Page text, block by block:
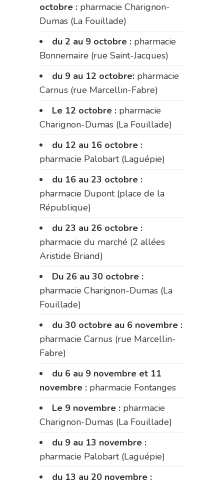
octobre : pharmacie Charignon-
Dumas (La Fouillade)
du 2 au 9 octobre : pharmacie
Bonnemaire (rue Saint-Jacques)
du 9 au 12 octobre: pharmacie
Carnus (rue Marcellin-Fabre)
Le 12 octobre : pharmacie
Charignon-Dumas (La Fouillade)
du 12 au 16 octobre :
pharmacie Palobart (Laguépie)
du 16 au 23 octobre :
pharmacie Dupont (place de la
République)
du 23 au 26 octobre :
pharmacie du marché (2 allées
Aristide Briand)
Du 26 au 30 octobre :
pharmacie Charignon-Dumas (La
Fouillade)
du 30 octobre au 6 novembre :
pharmacie Carnus (rue Marcellin-
Fabre)
du 6 au 9 novembre et 11
novembre : pharmacie Fontanges
Le 9 novembre : pharmacie
Charignon-Dumas (La Fouillade)
du 9 au 13 novembre :
pharmacie Palobart (Laguépie)
du 13 au 20 novembre :